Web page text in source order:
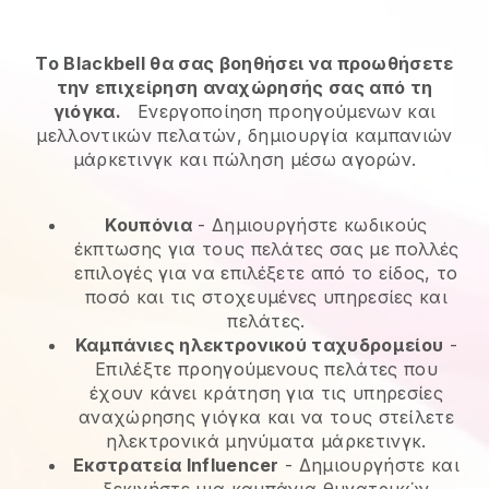
Το Blackbell θα σας βοηθήσει να προωθήσετε
την επιχείρηση αναχώρησής σας από τη
γιόγκα.
Ενεργοποίηση προηγούμενων και
μελλοντικών πελατών, δημιουργία καμπανιών
μάρκετινγκ και πώληση μέσω αγορών.
Κουπόνια- Δημιουργήστε κωδικούς
έκπτωσης για τους πελάτες σας με πολλές
επιλογές για να επιλέξετε από το είδος, το
ποσό και τις στοχευμένες υπηρεσίες και
πελάτες.
Καμπάνιες ηλεκτρονικού ταχυδρομείου -
Επιλέξτε προηγούμενους πελάτες που
έχουν κάνει κράτηση για τις υπηρεσίες
αναχώρησης γιόγκα και να τους στείλετε
ηλεκτρονικά μηνύματα μάρκετινγκ.
Εκστρατεία Influencer - Δημιουργήστε και